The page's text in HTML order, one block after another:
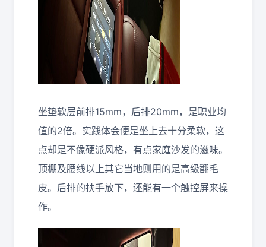
坐垫软层前排15mm，后排20mm，是职业均
值的2倍。实践体会便是坐上去十分柔软，这
点却是不像硬派风格，有点家庭沙发的滋味。
顶棚及腰线以上其它当地则用的是高级翻毛
皮。后排的扶手放下，还能有一个触控屏来操
作。